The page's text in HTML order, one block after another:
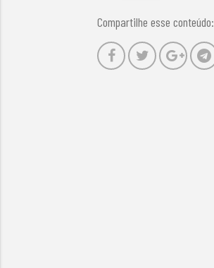
Compartilhe esse conteúdo: